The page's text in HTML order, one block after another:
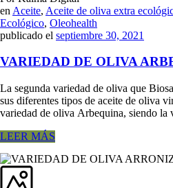
en Aceite, Aceite de oliva extra
Ecológico, Oleohealth
publicado el septiembre 30, 2021
VARIEDAD DE OLIVA
La segunda variedad de oliva que
sus diferentes tipos de aceite de oliva
variedad de oliva Arbequina, siendo la
LEER MÁS